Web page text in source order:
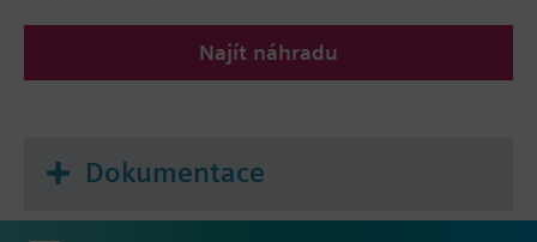
Najít náhradu
Dokumentace